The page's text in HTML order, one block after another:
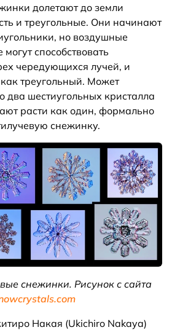
долетают до земли
и треугольные. Они начинают
но воздушные
способствовать
чередующихся лучей, и
треугольный. Может
два шестиугольных кристалла
расти как один, формально
снежинку.
снежинки. Рисунок с сайта
Накая (Ukichiro Nakaya)